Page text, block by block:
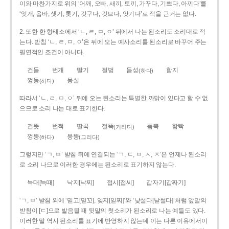
이와 마찬가지로 위의 ‘어깨, 오빠, 새끼, 토끼, 가꾸다, 기쁘다, 아끼다’를
‘엇개, 옵바, 샛기, 톳기, 갓구다, 깃브다, 앗기다’로 적을 근거는 없다.
2. 또한 한 형태소에서 ‘ㄴ, ㄹ, ㅁ, ㅇ’ 뒤에서 나는 된소리도 소리대로 적
는다. 받침 ‘ㄴ, ㄹ, ㅁ, ㅇ’은 뒤에 오는 예사소리를 된소리로 바꾸어 주는
필연적인 조건이 아니다.
건들 번개 딸기 절벙 듬성(하다)
함지
껑둥(하다) 뭉실
따라서 ‘ㄴ, ㄹ, ㅁ, ㅇ’ 뒤에 오는 된소리는 특별한 까닭이 있다고 할 수 없
으므로 소리 나는 대로 표기한다.
건뜻 번쩍 딸꾹 절뚝(거리다) 듬뿍
함빡
껑뚱(하다) 뭉뚱(그리다)
그렇지만 ‘ㄱ, ㅂ’ 받침 뒤에 연결되는 ‘ㄱ, ㄷ, ㅂ, ㅅ, ㅈ’은 언제나 된소리
로 소리 나므로 이러한 경우에는 된소리로 표기하지 않는다.
늑대[늑때] 낙지[낙찌] 접시[접씨] 갑자기[갑짜기]
‘ㄱ, ㅂ’ 받침 외에 ‘믿고[믿꼬], 잊지[읻찌]’와 ‘낯설다[낟썰다]’처럼 앞말의
받침이 [ㄷ]으로 발음될 때 뒷말의 첫소리가 된소리로 나는 예들도 있다.
이러한 말 역시 된소리를 표기에 반영하지 않는데 이는 다른 이유에서이